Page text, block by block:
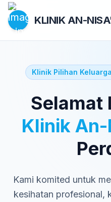
KLINIK AN-
Klinik Pilihan
Selamat
Klinik
Kami komited untuk
kesihatan profesional,